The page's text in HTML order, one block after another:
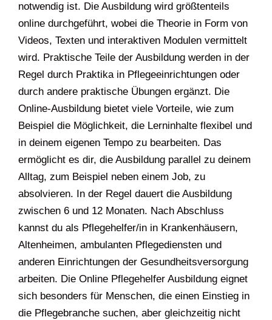
notwendig ist. Die Ausbildung wird größtenteils
online durchgeführt, wobei die Theorie in Form von
Videos, Texten und interaktiven Modulen vermittelt
wird. Praktische Teile der Ausbildung werden in der
Regel durch Praktika in Pflegeeinrichtungen oder
durch andere praktische Übungen ergänzt. Die
Online-Ausbildung bietet viele Vorteile, wie zum
Beispiel die Möglichkeit, die Lerninhalte flexibel und
in deinem eigenen Tempo zu bearbeiten. Das
ermöglicht es dir, die Ausbildung parallel zu deinem
Alltag, zum Beispiel neben einem Job, zu
absolvieren. In der Regel dauert die Ausbildung
zwischen 6 und 12 Monaten. Nach Abschluss
kannst du als Pflegehelfer/in in Krankenhäusern,
Altenheimen, ambulanten Pflegediensten und
anderen Einrichtungen der Gesundheitsversorgung
arbeiten. Die Online Pflegehelfer Ausbildung eignet
sich besonders für Menschen, die einen Einstieg in
die Pflegebranche suchen, aber gleichzeitig nicht